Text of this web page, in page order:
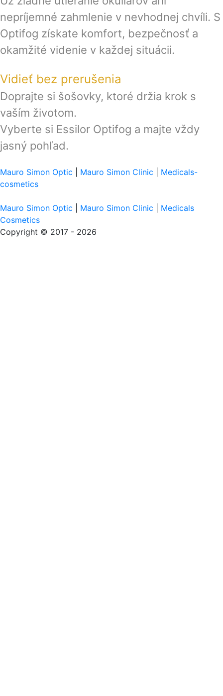
nepríjemné zahmlenie v nevhodnej chvíli. S
Optifog získate komfort, bezpečnosť a
okamžité videnie v každej situácii.
Vidieť bez prerušenia
Doprajte si šošovky, ktoré držia krok s
vaším životom.
Vyberte si Essilor Optifog a majte vždy
jasný pohľad.
Mauro Simon Optic Mauro Simon Clinic
Medicals-
cosmetics
Mauro Simon Optic Mauro Simon Clinic
Medicals
Cosmetics
Copyright © 2017 - 2026